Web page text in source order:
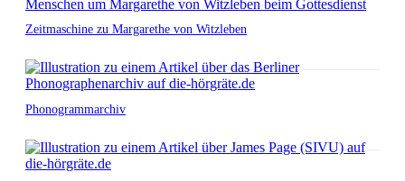
Zeitmaschine zu Margarethe von Witzleben
Phonogrammarchiv